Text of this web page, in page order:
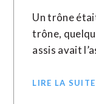
Un trône
trône,
assis avait
LIRE LA